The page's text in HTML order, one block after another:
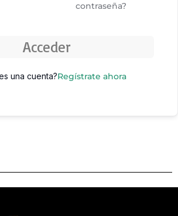
contraseña?
Acceder
una cuenta?Regístrate ahora